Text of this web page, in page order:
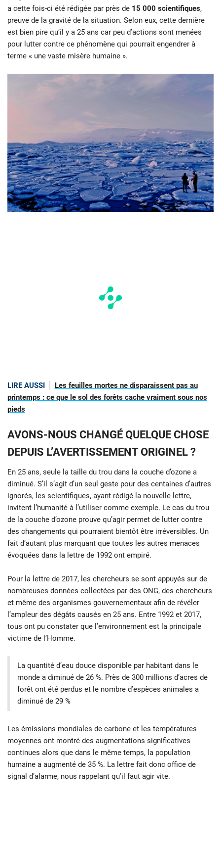
a cette fois-ci été rédigée par près de 15 000 scientifiques,
preuve de la gravité de la situation. Selon eux, cette dernière
est bien pire qu’il y a 25 ans car peu d’actions sont menées
pour lutter contre ce phénomène qui pourrait engendrer à
terme « une vaste misère humaine ».
LIRE AUSSI
Les feuilles mortes ne disparaissent pas au
printemps : ce que le sol des forêts cache vraiment sous nos
pieds
AVONS-NOUS CHANGÉ QUELQUE CHOSE
DEPUIS L’AVERTISSEMENT ORIGINEL ?
En 25 ans, seule la taille du trou dans la couche d’ozone a
diminué. S’il s’agit d’un seul geste pour des centaines d’autres
ignorés, les scientifiques, ayant rédigé la nouvelle lettre,
invitent l’humanité à l’utiliser comme exemple. Le cas du trou
de la couche d’ozone prouve qu’agir permet de lutter contre
des changements qui pourraient bientôt être irréversibles. Un
fait d’autant plus marquant que toutes les autres menaces
évoquées dans la lettre de 1992 ont empiré.
Pour la lettre de 2017, les chercheurs se sont appuyés sur de
nombreuses données collectées par des ONG, des chercheurs
et même des organismes gouvernementaux afin de révéler
l’ampleur des dégâts causés en 25 ans. Entre 1992 et 2017,
tous ont pu constater que l’environnement est la principale
victime de l’Homme.
La quantité d’eau douce disponible par habitant dans le
monde a diminué de 26 %. Près de 300 millions d’acres de
forêt ont été perdus et le nombre d’espèces animales a
diminué de 29 %
Les émissions mondiales de carbone et les températures
moyennes ont montré des augmentations significatives
continues alors que dans le même temps, la population
humaine a augmenté de 35 %. La lettre fait donc office de
signal d’alarme, nous rappelant qu’il faut agir vite.